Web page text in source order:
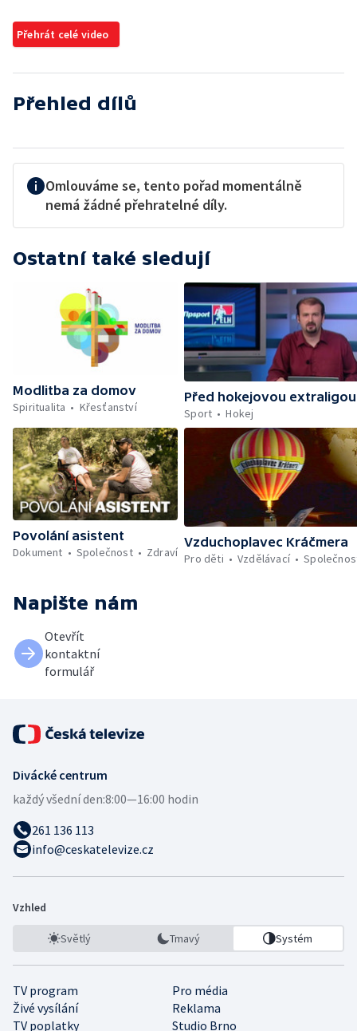
Přehrát celé video
Přehled dílů
Omlouváme se, tento pořad momentálně
nemá žádné přehratelné díly.
Ostatní také sledují
Modlitba za domov
Spiritualita
Křesťanství
Před hokejovou extraligou
Sport
Hokej
Povolání asistent
Dokument
Společnost Zdraví
Vzduchoplavec Kráčmera
Pro děti
Vzdělávací
Napište nám
Otevřít
kontaktní
formulář
Divácké centrum
každý všední den:8:00—16:00 hodin
261 136 113
info@ceskatelevize.cz
Vzhled
Světlý Tmavý Systém
TV program
Pro média
Živé vysílání
Reklama
TV poplatky
Studio Brno